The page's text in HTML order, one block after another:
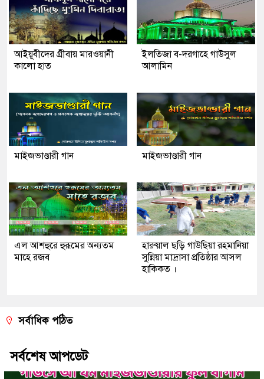
আইয়ূবীদের গ্রীবায় মারওয়ানী
কালো হাত
ইলতিজা ব-দরগাহে গাউসুল
আলামিন
মাইজভাণ্ডারী গান মাইজভাণ্ডারী গান
এল আশহুরে হুরূমের অন্যতম
মাহে রজব
হারুয়াল ছড়ি গাউছিয়া রহমানিয়া
সুন্নিয়া মাদ্রাসা প্রতিষ্ঠার আসল
হাকিকত ।
সর্বাধিক পঠিত
সর্বশেষ আপডেট